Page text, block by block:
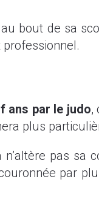
bout de sa
ans par le judo,
plus
pas sa
par